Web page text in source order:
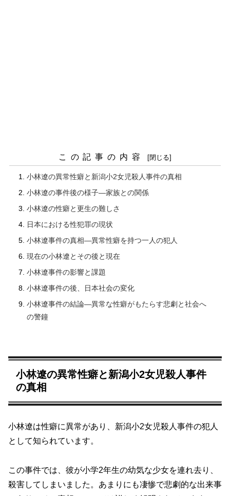
この記事の内容
小林遼の異常性癖と新潟小2女児殺人事件の真相
小林遼の事件後の様子―家族との関係
小林遼の性癖と更生の難しさ
日本における性犯罪の現状
小林遼事件の真相―異常性癖を持つ一人の犯人
現在の小林遼とその後と現在
小林遼事件の影響と課題
小林遼事件の後、日本社会の変化
小林遼事件の結論―異常な性癖がもたらす悲劇と社会へ
の警鐘
小林遼の異常性癖と新潟小2女児殺人事件
の真相
小林遼は性癖に異常があり、新潟小2女児殺人事件の犯人
として知られています。
この事件では、彼が小学2年生の幼気な少女を連れ去り、
殺害してしまいました。あまりにも凄惨で悲劇的な出来事